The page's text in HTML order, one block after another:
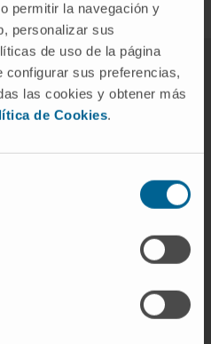
permitir la navegación y
personalizar sus
de uso de la página
configurar sus preferencias,
las cookies y obtener más
de Cookies.